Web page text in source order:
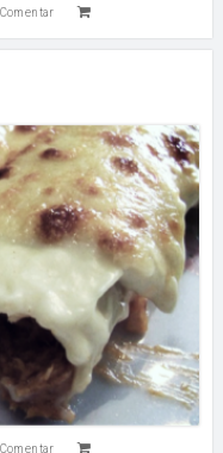
Comentar
Comentar